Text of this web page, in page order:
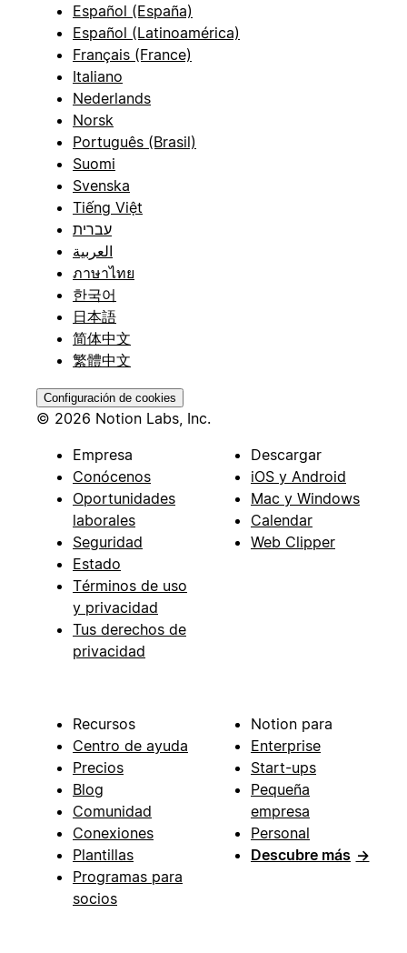
Español (España)
Español (Latinoamérica)
Français (France)
Italiano
Nederlands
Norsk
Português (Brasil)
Suomi
Svenska
Tiếng Việt
עברית
العربية
ภาษาไทย
한국어
日本語
简体中文
繁體中文
Configuración de cookies
© 2026 Notion Labs, Inc.
Empresa
Conócenos
Oportunidades
laborales
Seguridad
Estado
Términos de uso
y privacidad
Tus derechos de
privacidad
Descargar
iOS y Android
Mac y Windows
Calendar
Web Clipper
Recursos
Centro de ayuda
Precios
Blog
Comunidad
Conexiones
Plantillas
Programas para
socios
Notion para
Enterprise
Start-ups
Pequeña
empresa
Personal
Descubre más →